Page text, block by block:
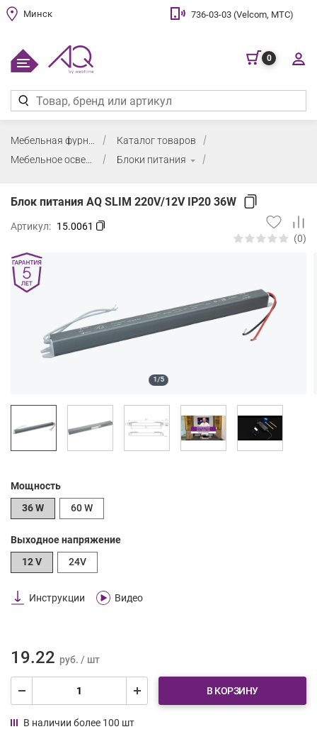
Минск 736-03-03 (Velcom, МТС)
0
Каталог товаров
Мебельное освещение
Блоки питания
Блок питания AQ SLIM 220V/12V IP20 36W
Артикул: 15.0061
(0)
1/5
Мощность
36 W
60 W
Выходное напряжение
12 V
24V
Инструкции Видео
19.22 руб. / шт
В КОРЗИНУ
В наличии более 100 шт